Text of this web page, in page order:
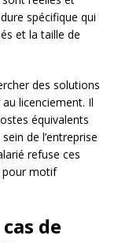
spécifique qui
et la taille de
des solutions
licenciement. Il
équivalents
de l’entreprise
refuse ces
pour motif
de